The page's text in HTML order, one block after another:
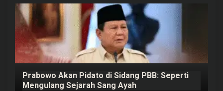
Prabowo Akan Pidato di Sidang PBB: Seperti
Mengulang Sejarah Sang Ayah